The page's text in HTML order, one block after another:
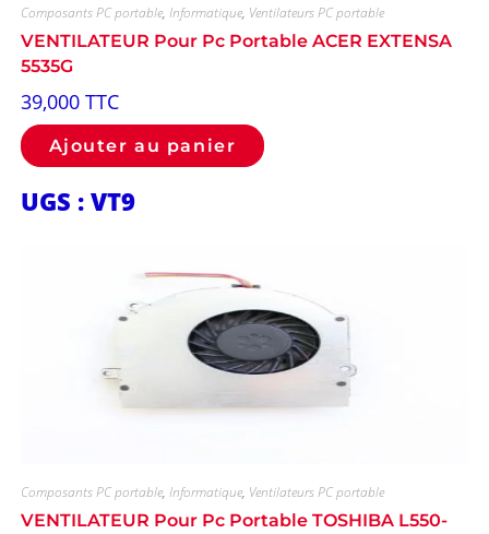
Composants PC portable, Informatique, Ventilateurs PC portable
VENTILATEUR Pour Pc Portable ACER EXTENSA
5535G
39,000 TTC
Ajouter au panier
UGS : VT9
Composants PC portable, Informatique, Ventilateurs PC portable
VENTILATEUR Pour Pc Portable TOSHIBA L550-